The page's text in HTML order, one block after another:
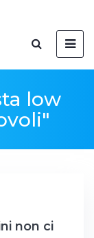
low
non ci